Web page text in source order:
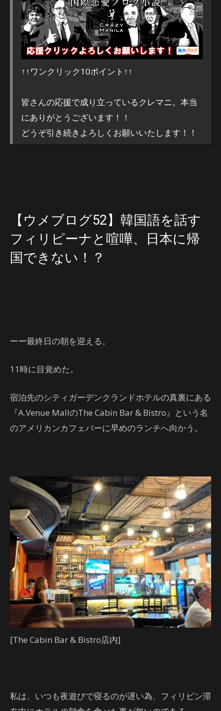
↑↑ワンクリック10ポイント↑↑
皆さんの応援で成り立っているクレマニ。本当
にありがとうございます！！
どうぞ引き続きよろしくお願いいたします！！
【ウメブログ52】韓国語を話す
フィリピーナと喧嘩、日本に帰
国できない！？
ーー最終日の朝を迎える。
11時に目覚めた。
宿泊先のシティガーデンクランドホテルの真裏にある
『A.Venue MallのThe Cabin Bar & Bistro』という名
のアメリカンカフェバーに早めのランチへ向かう。
[The Cabin Bar & Bistro店内]
私は、いつも夜遊びで寝るのが遅い為、フィリピン滞